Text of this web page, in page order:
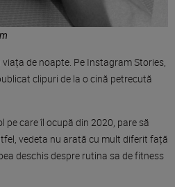
de noapte. Pe Instagram Stories,
clipuri de la o cină petrecută
pe care îl ocupă din 2020, pare să
vedeta nu arată cu mult diferit față
deschis despre rutina sa de fitness